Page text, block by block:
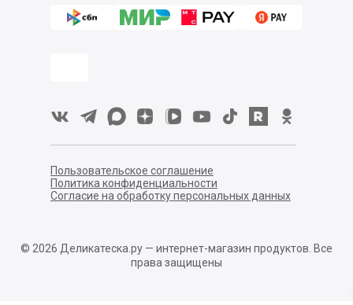
Пользовательское соглашение
Политика конфиденциальности
Согласие на обработку персональных данных
© 2026 Деликатеска.ру — интернет-магазин продуктов. Все
права защищены